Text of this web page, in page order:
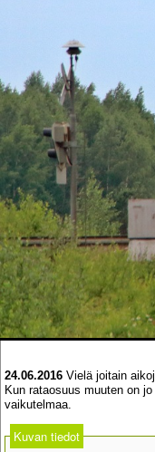
24.06.2016 Vielä joitain
Kun rataosuus muuten on
vaikutelmaa.
Kuvan tiedot